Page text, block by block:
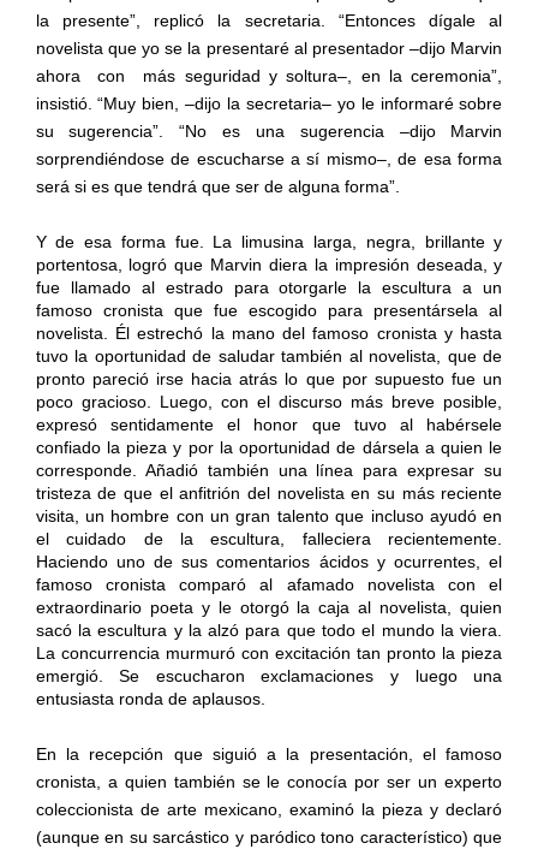
la presente”, replicó la secretaria. “Entonces dígale al
novelista que yo se la presentaré al presentador –dijo Marvin
ahora
con
más seguridad y soltura–, en la ceremonia”,
insistió. “Muy bien, –dijo la secretaria– yo le informaré sobre
su sugerencia”. “No es una sugerencia –dijo Marvin
sorprendiéndose de escucharse a sí mismo–, de esa forma
será si es que tendrá que ser de alguna forma”.
Y de esa forma fue. La limusina larga, negra, brillante y
portentosa, logró que Marvin diera la impresión deseada, y
fue llamado al estrado para otorgarle la escultura a un
famoso cronista que fue escogido para presentársela al
novelista. Él estrechó la mano del famoso cronista y hasta
tuvo la oportunidad de saludar también al novelista, que de
pronto pareció irse hacia atrás lo que por supuesto fue un
poco gracioso. Luego, con el discurso más breve posible,
expresó sentidamente el honor que tuvo al habérsele
confiado la pieza y por la oportunidad de dársela a quien le
corresponde. Añadió también una línea para expresar su
tristeza de que el anfitrión del novelista en su más reciente
visita, un hombre con un gran talento que incluso ayudó en
el cuidado de la escultura, falleciera recientemente.
Haciendo uno de sus comentarios ácidos y ocurrentes, el
famoso cronista comparó al afamado novelista con el
extraordinario poeta y le otorgó la caja al novelista, quien
sacó la escultura y la alzó para que todo el mundo la viera.
La concurrencia murmuró con excitación tan pronto la pieza
emergió. Se escucharon exclamaciones y luego una
entusiasta ronda de aplausos.
En la recepción que siguió a la presentación, el famoso
cronista, a quien también se le conocía por ser un experto
coleccionista de arte mexicano, examinó la pieza y declaró
(aunque en su sarcástico y paródico tono característico) que